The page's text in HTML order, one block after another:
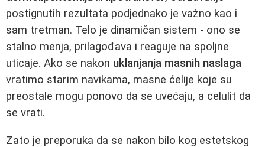
postignutih rezultata podjednako je važno kao i
sam tretman. Telo je dinamičan sistem - ono se
stalno menja, prilagođava i reaguje na spoljne
uticaje. Ako se nakon uklanjanja masnih naslaga
vratimo starim navikama, masne ćelije koje su
preostale mogu ponovo da se uvećaju, a celulit da
se vrati.
Zato je preporuka da se nakon bilo kog estetskog